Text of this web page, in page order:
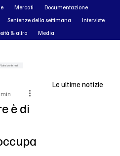
è di
min
Le ultime notizie
Mercati
Documentazione
Sentenze della settimana
Interviste
& altro
Media
Vai ai contenuti